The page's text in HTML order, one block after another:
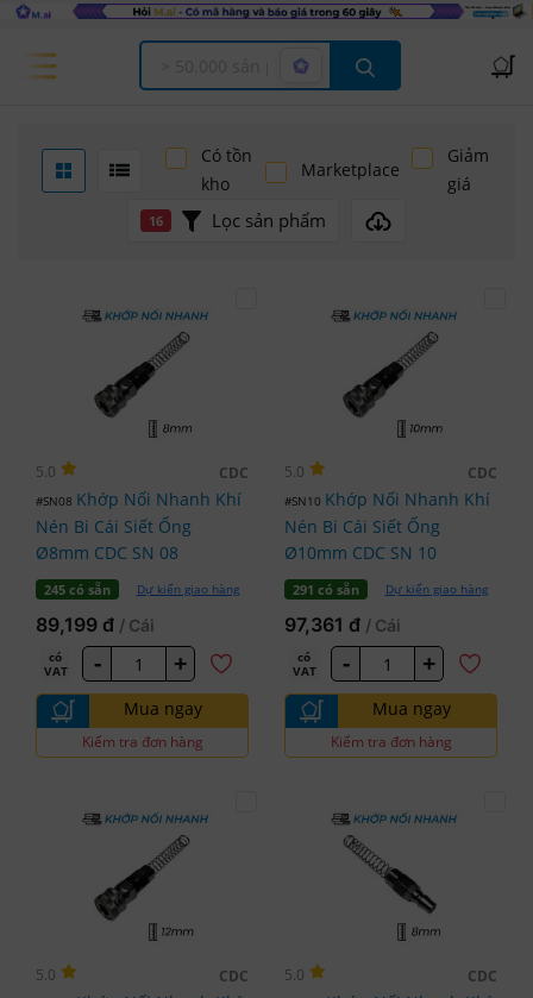
Offcanvas Menu Open
Có tồn
kho
Marketplace
Giảm
giá
16 Lọc sản phẩm
5.0 CDC
#SN08 Khớp Nối Nhanh Khí
Nén Bi Cái Siết Ống
Ø8mm CDC SN 08
245 có sẵn Dự kiến giao hàng
89,199 đ / Cái
có
VAT
- +
Mua ngay
Kiểm tra đơn hàng
5.0 CDC
#SN10 Khớp Nối Nhanh Khí
Nén Bi Cái Siết Ống
Ø10mm CDC SN 10
291 có sẵn Dự kiến giao hàng
97,361 đ / Cái
có
VAT
- +
Mua ngay
Kiểm tra đơn hàng
5.0 CDC 5.0 CDC